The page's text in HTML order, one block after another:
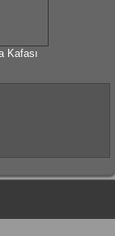
Kafası